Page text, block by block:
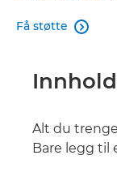
Få støtte 
Alt du
Bare legg til